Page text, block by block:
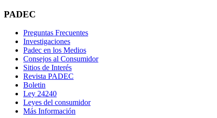
PADEC
Preguntas Frecuentes
Investigaciones
Padec en los Medios
Consejos al Consumidor
Sitios de Interés
Revista PADEC
Boletin
Ley 24240
Leyes del consumidor
Más Información